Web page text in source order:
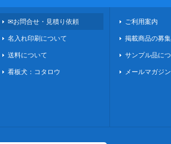
✉お問合せ・見積り依頼
名入れ印刷について
送料について
看板犬：コタロウ
ご利用案内
掲載商品の募集
サンプル品に
メールマガジン